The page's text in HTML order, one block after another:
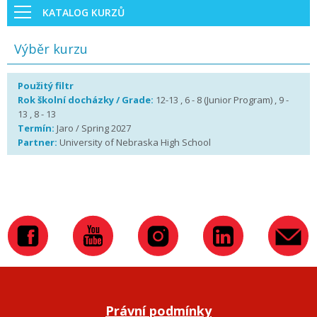
KATALOG KURZŮ
Výběr kurzu
Použitý filtr
Rok školní docházky / Grade: 12-13 , 6 - 8 (Junior Program) , 9 -
13 , 8 - 13
Termín: Jaro / Spring 2027
Partner: University of Nebraska High School
Právní podmínky